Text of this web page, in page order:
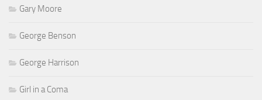
Gary Moore
George Benson
George Harrison
Girl in a Coma